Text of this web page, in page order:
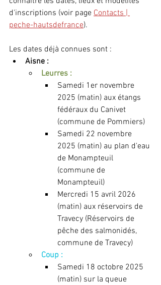
d'inscriptions (voir page Contacts |
peche-hautsdefrance).
Les dates déjà connues sont :
Aisne :
Leurres :
Samedi 1er novembre
2025 (matin) aux étangs
fédéraux du Canivet
(commune de Pommiers)
Samedi 22 novembre
2025 (matin) au plan d'eau
de Monampteuil
(commune de
Monampteuil)
Mercredi 15 avril 2026
(matin) aux réservoirs de
Travecy (Réservoirs de
pêche des salmonidés,
commune de Travecy)
Coup :
Samedi 18 octobre 2025
(matin) sur la queue